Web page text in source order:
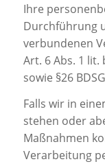
Ihre
Durchführung
verbundenen
Art. 6 Abs. 1 lit.
sowie §26
Falls wir in
stehen oder
Maßnahmen
Verarbeitung